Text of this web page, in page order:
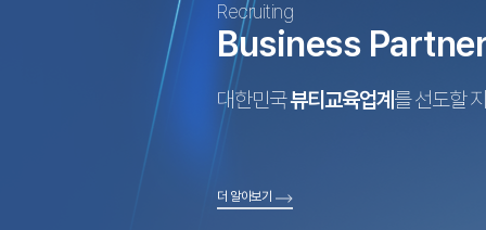
Recruiting
Business
대한민국뷰티교육업계 를 선도할
더 알아보기